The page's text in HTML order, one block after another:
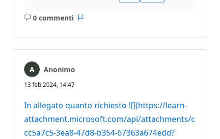
0 commenti
Nessun
Anonimo
13 feb 2024, 14:47
In allegato quanto richiesto ![](https://learn-
attachment.microsoft.com/api/attachments/c
cc5a7c5-3ea8-47d8-b354-67363a674edd?